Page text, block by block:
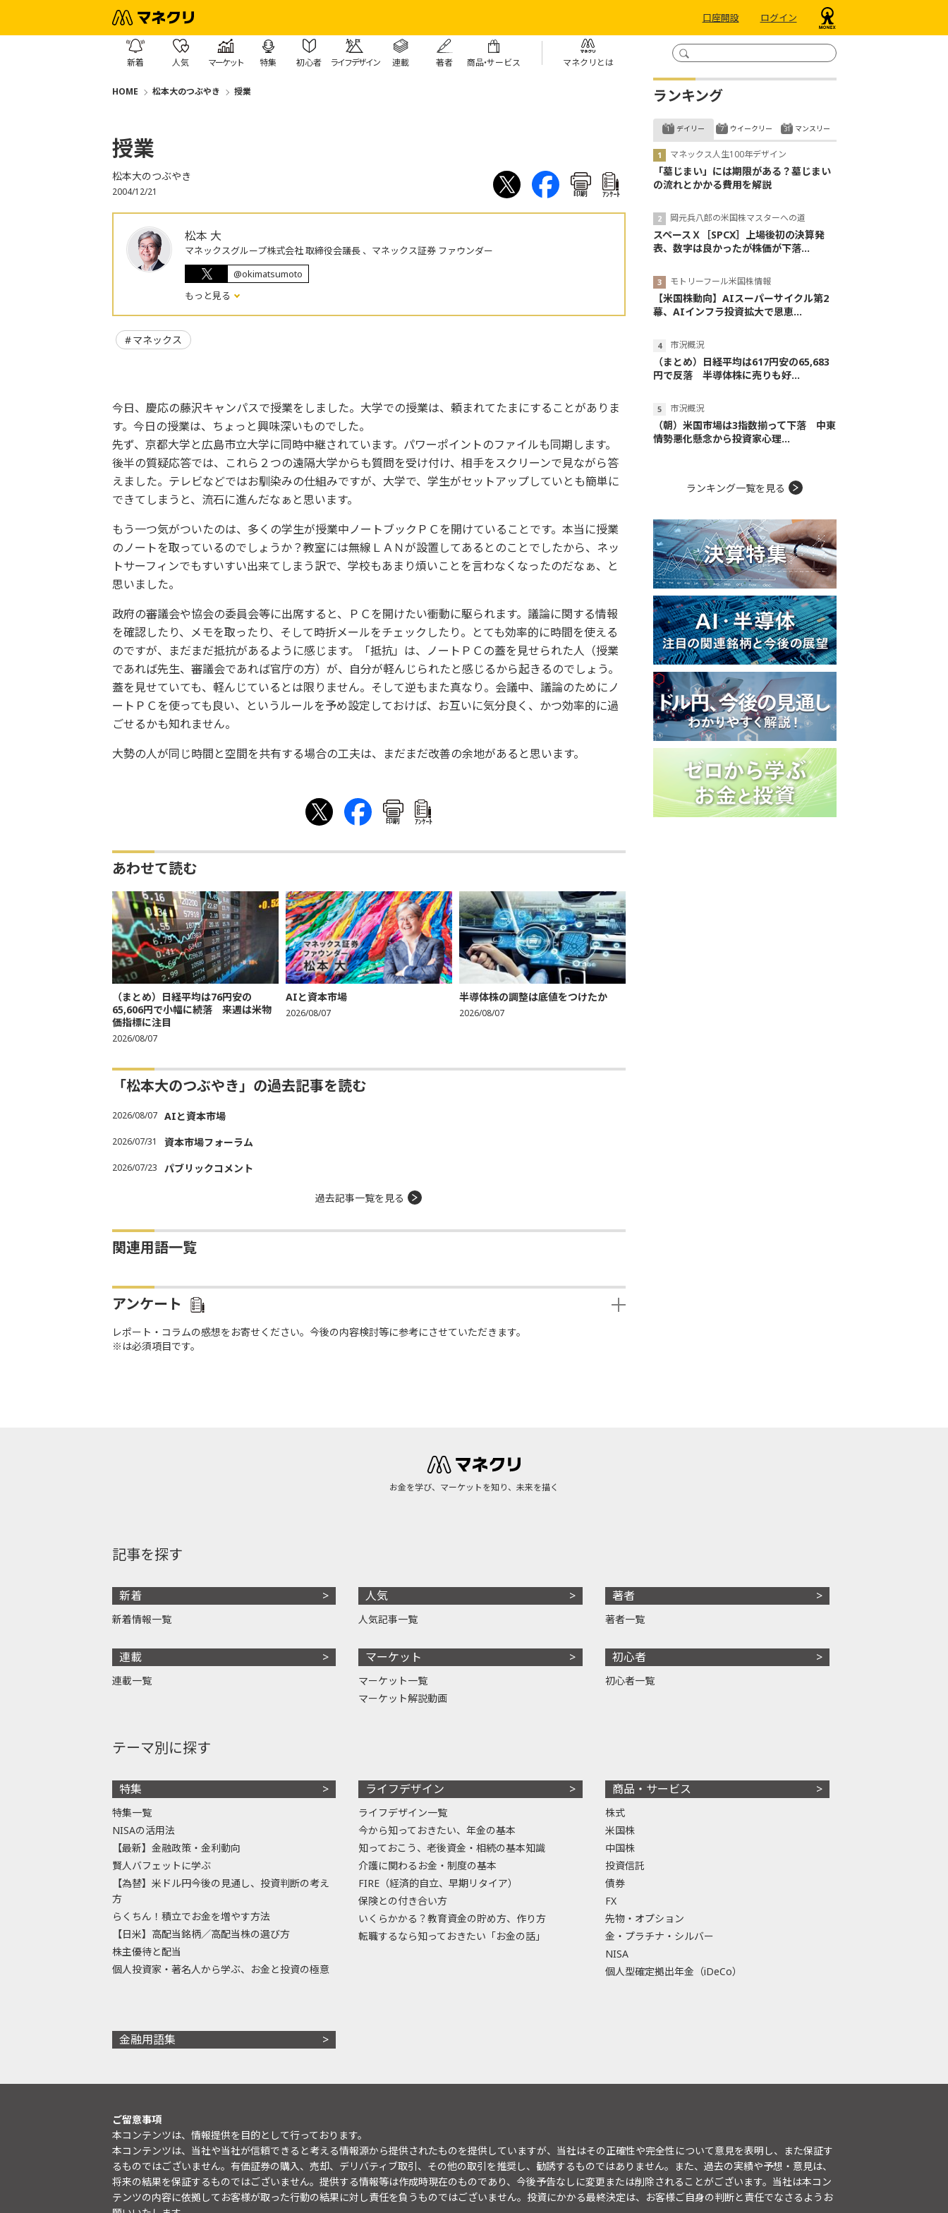
口座開設 ログイン
新着 人気 マーケット 特集 初心者 ライフデザイン 連載 著者 商品・サービス マネクリとは
HOME 松本大のつぶやき 授業
授業
松本大のつぶやき
2004/12/21 印刷 ｱﾝｹｰﾄ
松本 大
マネックスグループ株式会社 取締役会議長 、マネックス証券 ファウンダー
@okimatsumoto
もっと見る
マネックス
今日、慶応の藤沢キャンパスで授業をしました。大学での授業は、頼まれてたまにすることがありま
す。今日の授業は、ちょっと興味深いものでした。
先ず、京都大学と広島市立大学に同時中継されています。パワーポイントのファイルも同期します。
後半の質疑応答では、これら２つの遠隔大学からも質問を受け付け、相手をスクリーンで見ながら答
えました。テレビなどではお馴染みの仕組みですが、大学で、学生がセットアップしていとも簡単に
できてしまうと、流石に進んだなぁと思います。
もう一つ気がついたのは、多くの学生が授業中ノートブックＰＣを開けていることです。本当に授業
のノートを取っているのでしょうか？教室には無線ＬＡＮが設置してあるとのことでしたから、ネッ
トサーフィンでもすいすい出来てしまう訳で、学校もあまり煩いことを言わなくなったのだなぁ、と
思いました。
政府の審議会や協会の委員会等に出席すると、ＰＣを開けたい衝動に駆られます。議論に関する情報
を確認したり、メモを取ったり、そして時折メールをチェックしたり。とても効率的に時間を使える
のですが、まだまだ抵抗があるように感じます。「抵抗」は、ノートＰＣの蓋を見せられた人（授業
であれば先生、審議会であれば官庁の方）が、自分が軽んじられたと感じるから起きるのでしょう。
蓋を見せていても、軽んじているとは限りません。そして逆もまた真なり。会議中、議論のためにノ
ートＰＣを使っても良い、というルールを予め設定しておけば、お互いに気分良く、かつ効率的に過
ごせるかも知れません。
大勢の人が同じ時間と空間を共有する場合の工夫は、まだまだ改善の余地があると思います。
印刷 ｱﾝｹｰﾄ
あわせて読む
（まとめ）日経平均は76円安の
65,606円で小幅に続落 来週は米物
価指標に注目
2026/08/07
AIと資本市場
2026/08/07
半導体株の調整は底値をつけたか
2026/08/07
「松本大のつぶやき」の過去記事を読む
2026/08/07 AIと資本市場
2026/07/31 資本市場フォーラム
2026/07/23 パブリックコメント
過去記事一覧を見る
関連用語一覧
アンケート
レポート・コラムの感想をお寄せください。今後の内容検討等に参考にさせていただきます。
※は必須項目です。
ランキング
デイリー
マネックス人生100年デザイン
「墓じまい」には期限がある？墓じまい
の流れとかかる費用を解説
岡元兵八郎の米国株マスターへの道
スペースＸ［SPCX］上場後初の決算発
表、数字は良かったが株価が下落...
モトリーフール米国株情報
【米国株動向】AIスーパーサイクル第2
幕、AIインフラ投資拡大で恩恵...
市況概況
（まとめ）日経平均は617円安の65,683
円で反落 半導体株に売りも好...
市況概況
（朝）米国市場は3指数揃って下落 中東
情勢悪化懸念から投資家心理...
ウイークリー マンスリー
ランキング一覧を見る
お金を学び、マーケットを知り、未来を描く
記事を探す
新着
新着情報一覧
連載
連載一覧
人気
人気記事一覧
マーケット
マーケット一覧
マーケット解説動画
著者
著者一覧
初心者
初心者一覧
テーマ別に探す
特集
特集一覧
NISAの活用法
【最新】金融政策・金利動向
賢人バフェットに学ぶ
【為替】米ドル円今後の見通し、投資判断の考え
方
らくちん！積立でお金を増やす方法
【日米】高配当銘柄／高配当株の選び方
株主優待と配当
個人投資家・著名人から学ぶ、お金と投資の極意
ライフデザイン
ライフデザイン一覧
今から知っておきたい、年金の基本
知っておこう、老後資金・相続の基本知識
介護に関わるお金・制度の基本
FIRE（経済的自立、早期リタイア）
保険との付き合い方
いくらかかる？教育資金の貯め方、作り方
転職するなら知っておきたい「お金の話」
商品・サービス
株式
米国株
中国株
投資信託
債券
FX
先物・オプション
金・プラチナ・シルバー
NISA
個人型確定拠出年金（iDeCo）
金融用語集
ご留意事項
本コンテンツは、情報提供を目的として行っております。
本コンテンツは、当社や当社が信頼できると考える情報源から提供されたものを提供していますが、当社はその正確性や完全性について意見を表明し、また保証す
るものではございません。有価証券の購入、売却、デリバティブ取引、その他の取引を推奨し、勧誘するものではありません。また、過去の実績や予想・意見は、
将来の結果を保証するものではございません。提供する情報等は作成時現在のものであり、今後予告なしに変更または削除されることがございます。当社は本コン
テンツの内容に依拠してお客様が取った行動の結果に対し責任を負うものではございません。投資にかかる最終決定は、お客様ご自身の判断と責任でなさるようお